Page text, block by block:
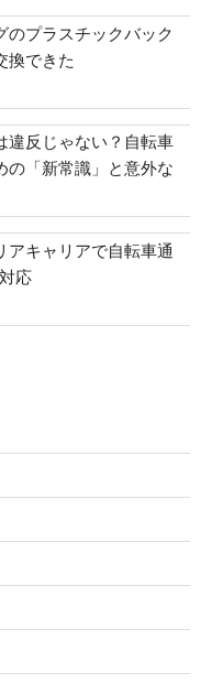
のプラスチックバック
換できた
違反じゃない？自転車
の「新常識」と意外な
アキャリアで自転車通
応